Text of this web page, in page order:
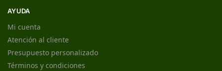
AYUDA
Mi cuenta
Atención al cliente
Presupuesto personalizado
Términos y condiciones